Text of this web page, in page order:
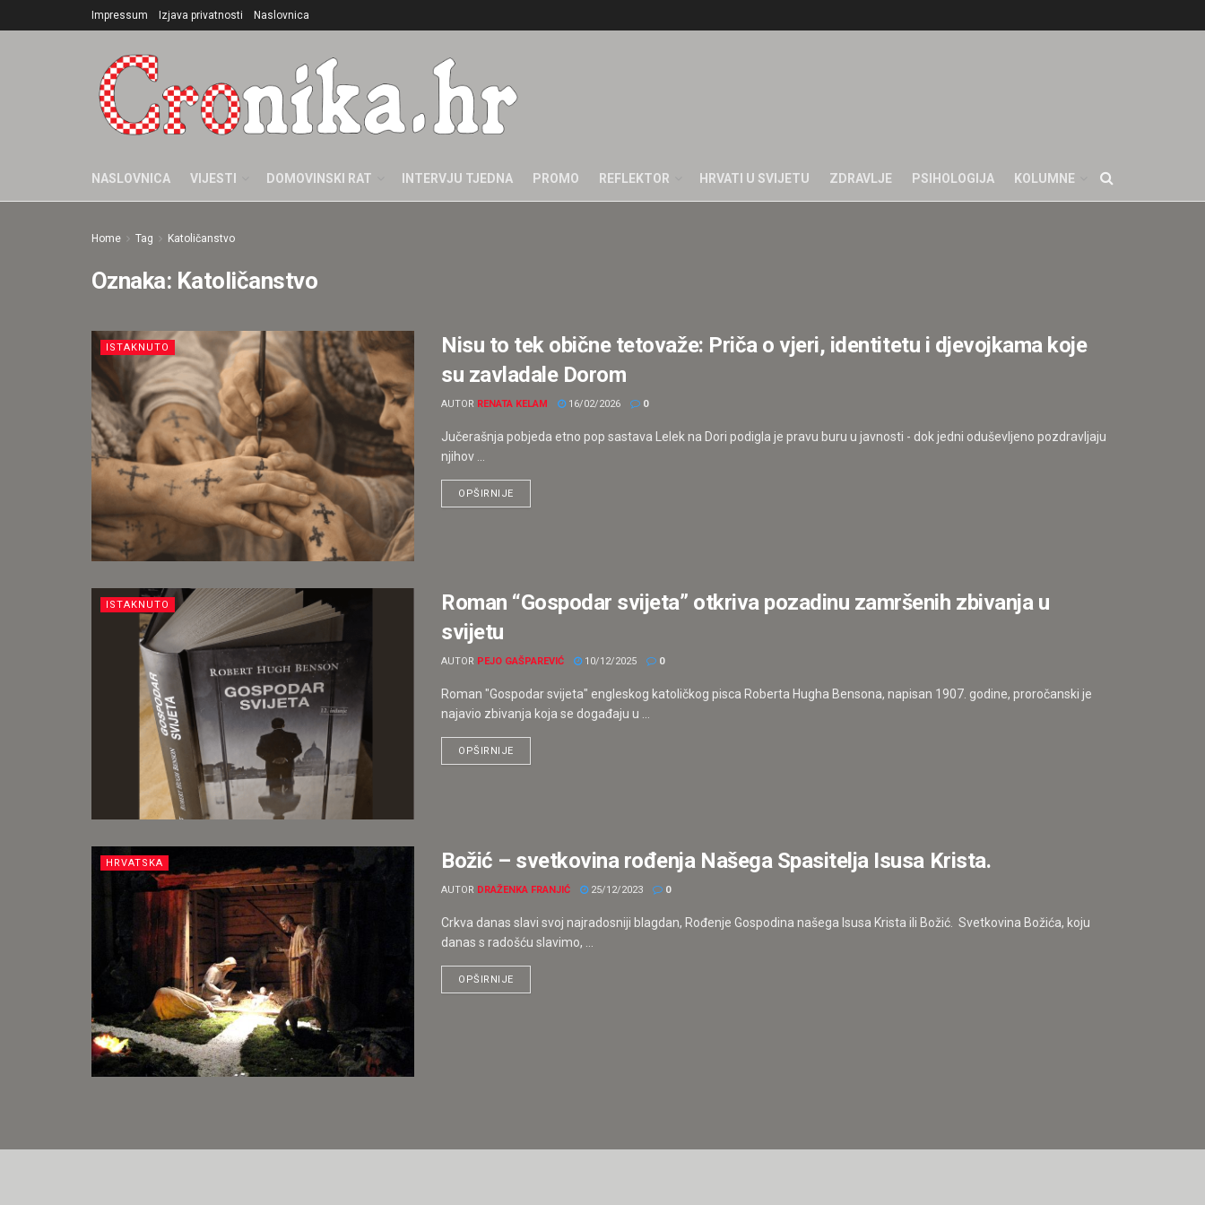
Impressum Izjava privatnosti Naslovnica
NASLOVNICA VIJESTI DOMOVINSKI RAT INTERVJU TJEDNA PROMO REFLEKTOR HRVATI U SVIJETU ZDRAVLJE PSIHOLOGIJA KOLUMNE
Home Tag Katoličanstvo
Oznaka: Katoličanstvo
ISTAKNUTO
Nisu to tek obične tetovaže: Priča o vjeri, identitetu i djevojkama koje
su zavladale Dorom
AUTOR RENATA KELAM 16/02/2026 0
Jučerašnja pobjeda etno pop sastava Lelek na Dori podigla je pravu buru u javnosti - dok jedni oduševljeno pozdravljaju
njihov ...
OPŠIRNIJE
ISTAKNUTO
Roman “Gospodar svijeta” otkriva pozadinu zamršenih zbivanja u
svijetu
AUTOR PEJO GAŠPAREVIĆ 10/12/2025 0
Roman "Gospodar svijeta" engleskog katoličkog pisca Roberta Hugha Bensona, napisan 1907. godine, proročanski je
najavio zbivanja koja se događaju u ...
OPŠIRNIJE
HRVATSKA Božić – svetkovina rođenja Našega Spasitelja Isusa Krista.
AUTOR DRAŽENKA FRANJIĆ 25/12/2023 0
Crkva danas slavi svoj najradosniji blagdan, Rođenje Gospodina našega Isusa Krista ili Božić. Svetkovina Božića, koju
danas s radošću slavimo, ...
OPŠIRNIJE